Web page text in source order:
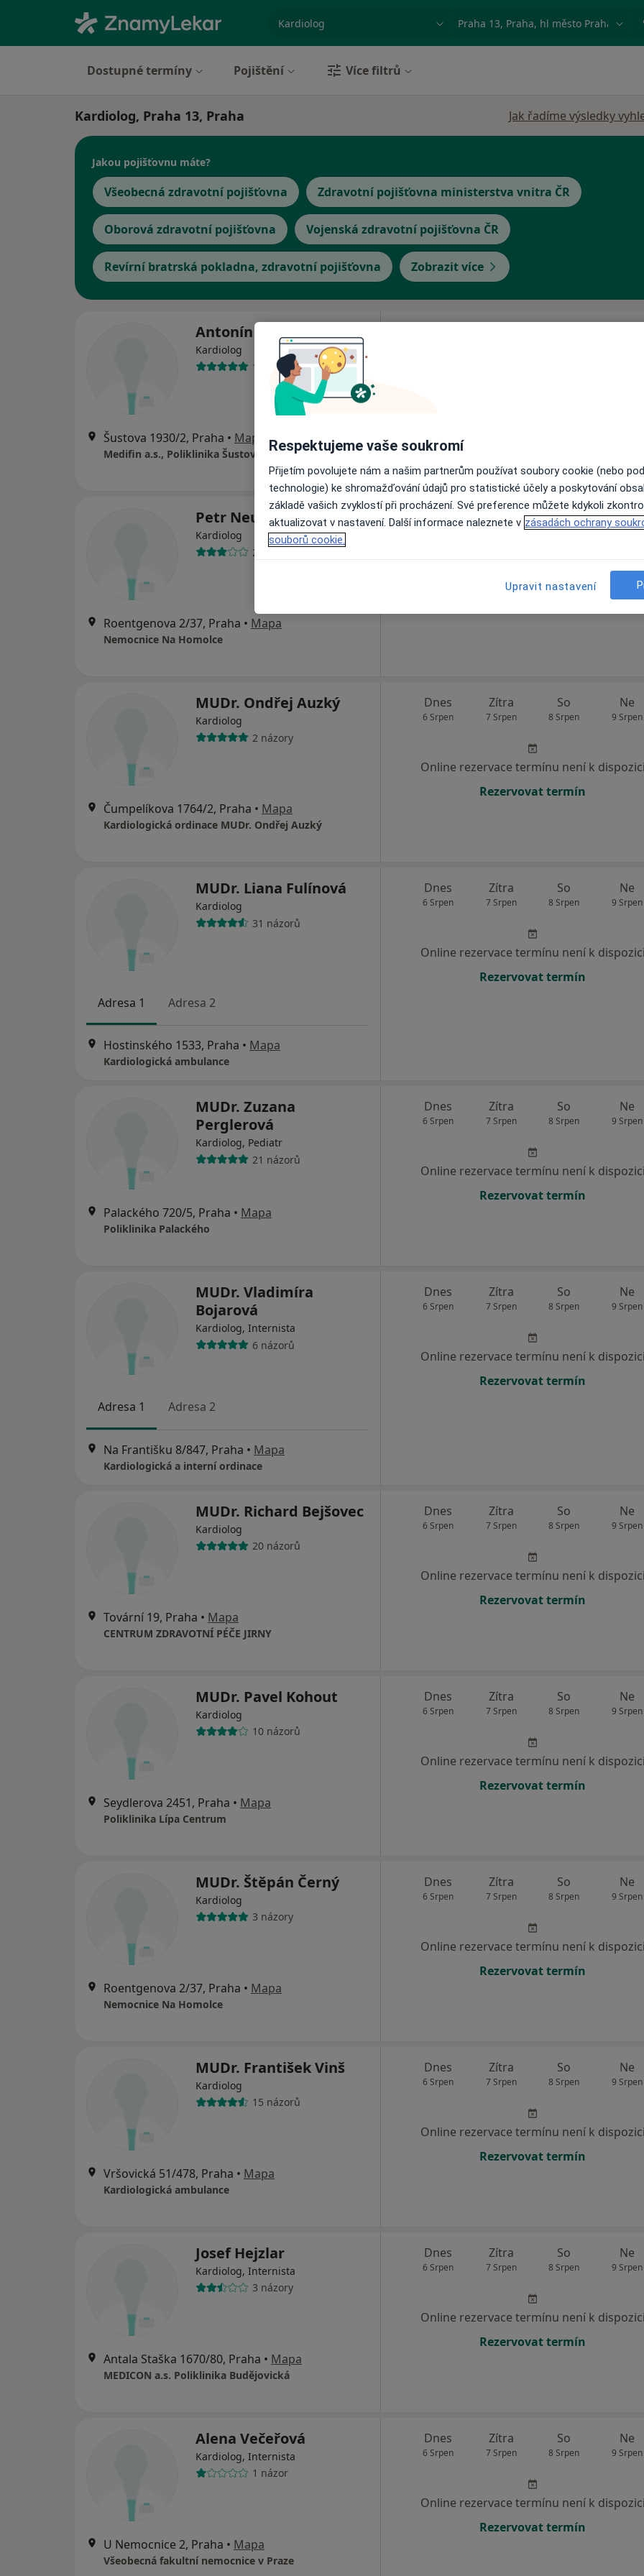
Dostupné termíny Pojištění Více filtrů
Kardiolog, Praha 13, Praha Jak řadíme výsledky
Jakou pojišťovnu máte?
Všeobecná zdravotní pojišťovna Zdravotní pojišťovna ministerstva vnitra ČR
Oborová zdravotní pojišťovna Vojenská zdravotní pojišťovna ČR
Revírní bratrská pokladna, zdravotní pojišťovna Zobrazit více
Antonín Martínek
Kardiolog
1 názor
Šustova 1930/2, Praha • Mapa
Medifin a.s., Poliklinika Šustova
Petr Neužil
Kardiolog
2 názory
Roentgenova 2/37, Praha • Mapa
Nemocnice Na Homolce
Dnes Zítra So
8 Srpen
Ne
9 Srpen
Online rezervace termínu není k
MUDr. Ondřej Auzký
Kardiolog
2 názory
Čumpelíkova 1764/2, Praha • Mapa
Kardiologická ordinace MUDr. Ondřej Auzký
Dnes
6 Srpen
Zítra
7 Srpen
So
8 Srpen
Ne
9 Srpen
Online rezervace termínu není k dispozici
Rezervovat termín
MUDr. Liana Fulínová
Kardiolog
31 názorů
Adresa 1 Adresa 2
Hostinského 1533, Praha • Mapa
Kardiologická ambulance
Dnes
6 Srpen
Zítra
7 Srpen
So
8 Srpen
Ne
9 Srpen
Online rezervace termínu není k dispozici
Rezervovat termín
MUDr. Zuzana
Perglerová
Kardiolog, Pediatr
21 názorů
Palackého 720/5, Praha • Mapa
Poliklinika Palackého
Dnes
6 Srpen
Zítra
7 Srpen
So
8 Srpen
Ne
9 Srpen
Online rezervace termínu není k dispozici
Rezervovat termín
MUDr. Vladimíra
Bojarová
Kardiolog, Internista
6 názorů
Adresa 1 Adresa 2
Na Františku 8/847, Praha • Mapa
Kardiologická a interní ordinace
Dnes
6 Srpen
Zítra
7 Srpen
So
8 Srpen
Ne
9 Srpen
Online rezervace termínu není k dispozici
Rezervovat termín
MUDr. Richard Bejšovec
Kardiolog
20 názorů
Tovární 19, Praha • Mapa
CENTRUM ZDRAVOTNÍ PÉČE JIRNY
Dnes
6 Srpen
Zítra
7 Srpen
So
8 Srpen
Ne
9 Srpen
Online rezervace termínu není k dispozici
Rezervovat termín
MUDr. Pavel Kohout
Kardiolog
10 názorů
Seydlerova 2451, Praha • Mapa
Poliklinika Lípa Centrum
Dnes
6 Srpen
Zítra
7 Srpen
So
8 Srpen
Ne
9 Srpen
Online rezervace termínu není k dispozici
Rezervovat termín
MUDr. Štěpán Černý
Kardiolog
3 názory
Roentgenova 2/37, Praha • Mapa
Nemocnice Na Homolce
Dnes
6 Srpen
Zítra
7 Srpen
So
8 Srpen
Ne
9 Srpen
Online rezervace termínu není k dispozici
Rezervovat termín
MUDr. František Vinš
Kardiolog
15 názorů
Vršovická 51/478, Praha • Mapa
Kardiologická ambulance
Dnes
6 Srpen
Zítra
7 Srpen
So
8 Srpen
Ne
9 Srpen
Online rezervace termínu není k dispozici
Rezervovat termín
Josef Hejzlar
Kardiolog, Internista
3 názory
Antala Staška 1670/80, Praha • Mapa
MEDICON a.s. Poliklinika Budějovická
Dnes
6 Srpen
Zítra
7 Srpen
So
8 Srpen
Ne
9 Srpen
Online rezervace termínu není k dispozici
Rezervovat termín
Alena Večeřová
Kardiolog, Internista
1 názor
U Nemocnice 2, Praha • Mapa
Všeobecná fakultní nemocnice v Praze
Dnes
6 Srpen
Zítra
7 Srpen
So
8 Srpen
Ne
9 Srpen
Online rezervace termínu není k dispozici
Rezervovat termín
Respektujeme vaše soukromí
Přijetím povolujete nám a našim partnerům používat soubory cookie (nebo
technologie) ke shromažďování údajů pro statistické účely a poskytování
základě vašich zvyklostí při procházení. Své preference můžete kdykoli
aktualizovat v nastavení. Další informace naleznete v zásadách ochrany
souborů cookie.
Upravit nastavení